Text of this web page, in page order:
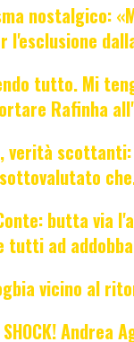
nostalgico:
l'esclusione
tutto. Mi
Rafinha
verità scottanti:
sottovalutato
butta via
tutti ad
vicino al
SHOCK! Andrea